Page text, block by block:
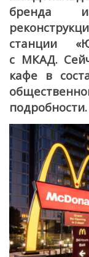
бренда
станции
с МКАД.
кафе в
подробности.